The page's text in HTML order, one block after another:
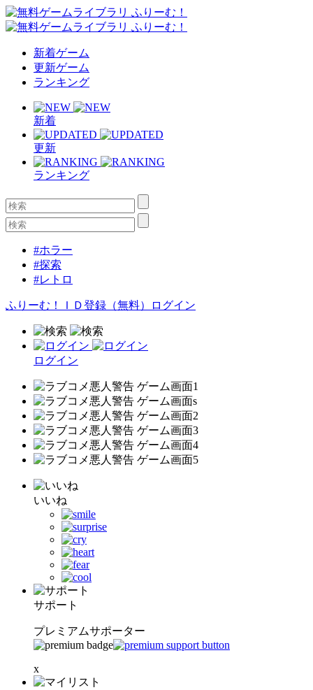
新着ゲーム
更新ゲーム
ランキング
新着
更新
ランキング
#ホラー
#探索
#レトロ
ふりーむ！ＩＤ登録（無料） ログイン
ログイン
いいね
サポート
プレミアムサポーター
x